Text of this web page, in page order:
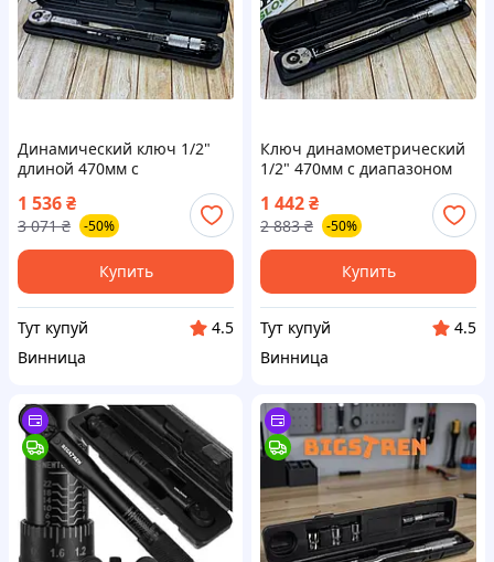
Динамический ключ 1/2"
длиной 470мм с
комплектом головок в кейсе
3 шт
1 536₴
3 071 ₴ -50%
Купить
Тут купуй
4.5
Винница
Ключ динамометрический
1/2" 470мм с диапазоном
40-210 Нм в кейсе ST-00124
для надежной работы
1 442₴
2 883 ₴ -50%
Купить
Тут купуй
4.5
Винница